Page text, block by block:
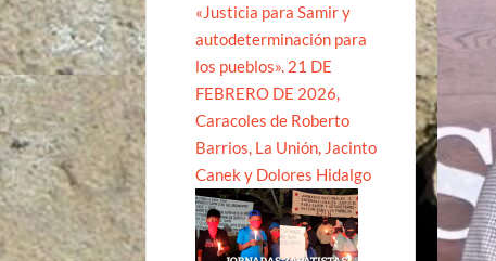
«Justicia para Samir y
autodeterminación para
los pueblos». 21 DE
FEBRERO DE 2026,
Caracoles de Roberto
Barrios, La Unión, Jacinto
Canek y Dolores Hidalgo